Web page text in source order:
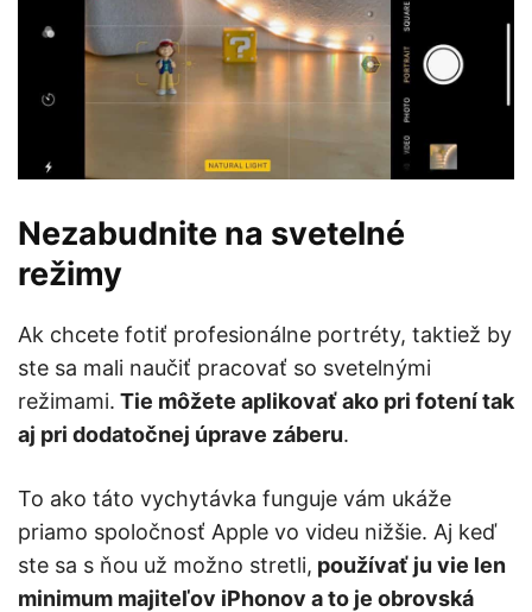
Nezabudnite na svetelné
režimy
Ak chcete fotiť profesionálne portréty, taktiež by
ste sa mali naučiť pracovať so svetelnými
režimami. Tie môžete aplikovať ako pri fotení tak
aj pri dodatočnej úprave záberu.
To ako táto vychytávka funguje vám ukáže
priamo spoločnosť Apple vo videu nižšie. Aj keď
ste sa s ňou už možno stretli, používať ju vie len
minimum majiteľov iPhonov a to je obrovská